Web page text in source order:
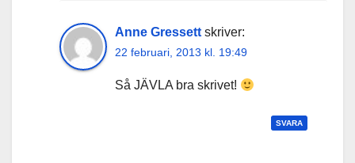
Anne Gressett skriver:
22 februari, 2013 kl. 19:49
Så JÄVLA bra skrivet!
SVARA